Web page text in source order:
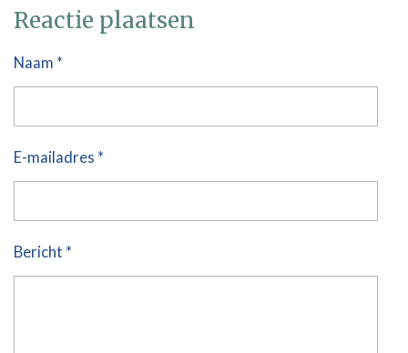
Reactie plaatsen
Naam *
E-mailadres *
Bericht *